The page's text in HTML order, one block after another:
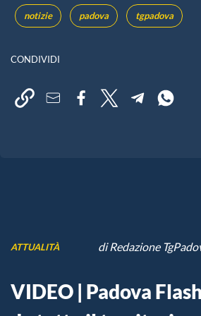
notizie padova tgpadova
CONDIVIDI
ATTUALITÀ diRedazione
VIDEO | Padova